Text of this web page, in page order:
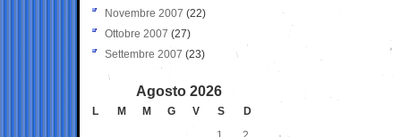
Novembre 2007 (22)
Ottobre 2007 (27)
Settembre 2007 (23)
Agosto 2026
L M M G V S
D